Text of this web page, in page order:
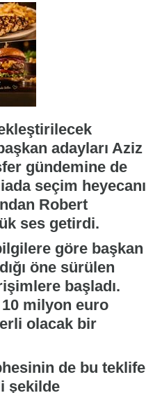
adayları Aziz
gündemine de
seçim heyecanı
Robert
ses getirdi.
göre başkan
öne sürülen
başladı.
10 milyon euro
olacak bir
de bu teklife
şekilde